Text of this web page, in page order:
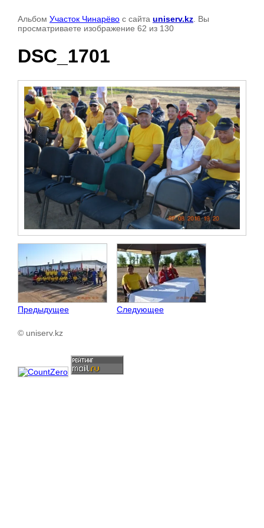
Альбом Участок Чинарёво с сайта uniserv.kz . Вы
просматриваете изображение 62 из 130
DSC_1701
Предыдущее Следующее
© uniserv.kz